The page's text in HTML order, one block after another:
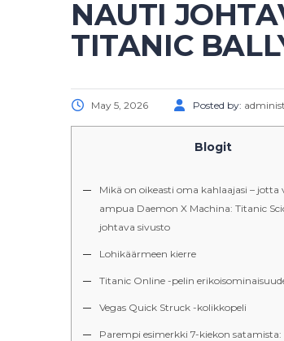
NAUTI
TITANIC
May 5, 2026 Posted by:
Blogit
Mikä on oikeasti oma kahlaajasi – jotta
ampua Daemon X Machina: Titanic
johtava sivusto
Lohikäärmeen kierre
Titanic Online -pelin
Vegas Quick Struck -kolikkopeli
Parempi esimerkki 7-kiekon satamista: